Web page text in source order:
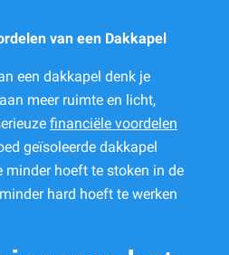
van een Dakkapel
een dakkapel denk je
meer ruimte en licht,
financiële voordelen
geïsoleerde dakkapel
minder hoeft te stoken in de
hard hoeft te werken